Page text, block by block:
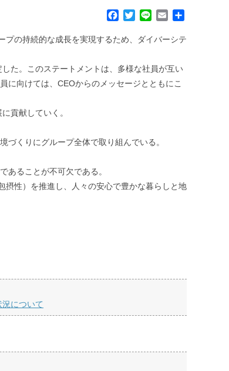
c
o
o
e
r
n
a
プの持続的な成長を実現するため、ダイバーシテ
た。このステートメントは、多様な社員が互い
に向けては、CEOからのメッセージとともにこ
貢献していく。
くりにグループ全体で取り組んでいる。
あることが不可欠である。
摂性）を推進し、人々の安心で豊かな暮らしと地
について